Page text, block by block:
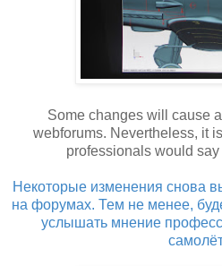
Some changes will cause
webforums. Nevertheless, it
professionals would
Некоторые изменения снова
на форумах. Тем не менее,
услышать мнение